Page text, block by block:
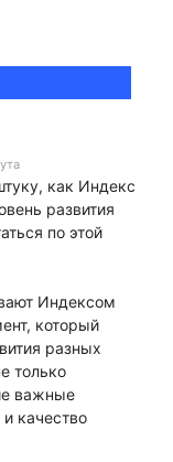
как Индекс
развития
по этой
Индексом
который
разных
только
важные
качество